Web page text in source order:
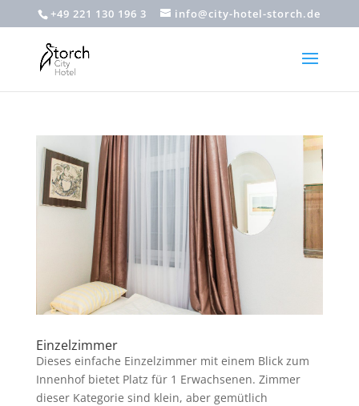
+49 221 130 196 3 info@city-hotel-storch.de
Einzelzimmer
Dieses einfache Einzelzimmer mit einem Blick zum
Innenhof bietet Platz für 1 Erwachsenen. Zimmer
dieser Kategorie sind klein, aber gemütlich